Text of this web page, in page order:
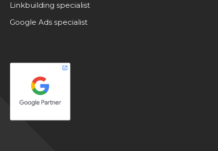
Linkbuilding specialist
Google Ads specialist